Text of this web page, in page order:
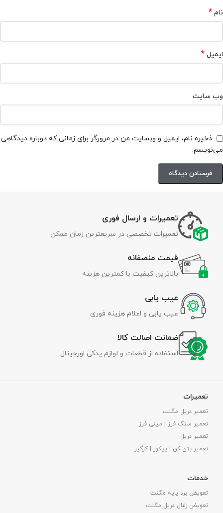
نام *
ایمیل *
وب‌ سایت
ذخیره نام، ایمیل و وبسایت من در مرورگر برای زمانی که دوباره دیدگاهی
می‌نویسم.
تعمیرات و ارسال فوری
تعمیرات تخصصی در سریعترین زمان ممکن
قیمت منصفانه
بالاترین کیفیت با کمترین هزینه
عیب یابی
عیب یابی و اعلام هزینه فوری
ضمانت اصالت کالا
استفاده از قطعات و لوازم یدکی اورجینال
تعمیرات
تعمیر دریل مگنت
تعمیر سنگ فرز | مینی فرز
تعمیر دریل
تعمیر بتن کن | پیکور | کرگیر
خدمات
تعویض برد پایه مگنت
تعویض زغال دریل مگنت